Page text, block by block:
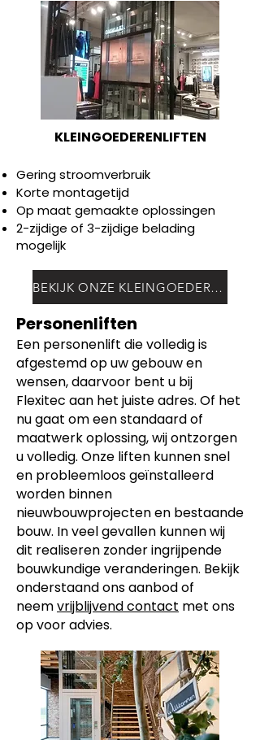
KLEINGOEDERENLIFTEN
Gering stroomverbruik
Korte montagetijd
Op maat gemaakte oplossingen
2-zijdige of 3-zijdige belading
mogelijk
BEKIJK ONZE KLEINGOEDERENLIFTEN
Personenliften
Een personenlift die volledig is
afgestemd op uw gebouw en
wensen, daarvoor bent u bij
Flexitec aan het juiste adres. Of het
nu gaat om een standaard of
maatwerk oplossing, wij ontzorgen
u volledig. Onze liften kunnen snel
en probleemloos geïnstalleerd
worden binnen
nieuwbouwprojecten en bestaande
bouw. In veel gevallen kunnen wij
dit realiseren zonder ingrijpende
bouwkundige veranderingen. Bekijk
onderstaand ons aanbod of
neemvrijblijvend contact met ons
op voor advies.